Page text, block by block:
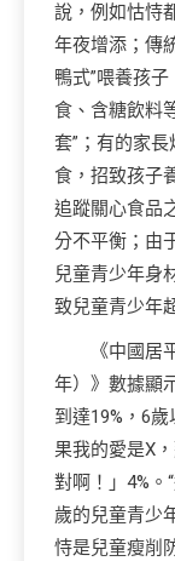
說，例如怙恃
年夜增添；傳
鴨式”喂養孩
食、含糖飲料
套”；有的家
食，招致孩子
追蹤關心食品
分不平衡；由
兒童青少年身
致兒童青少年
《中國居
年）》數據顯
到達19%，6
果我的愛是X
對啊！」4%。
歲的兒童青少
恃是兒童瘦削